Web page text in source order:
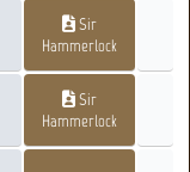
Sir
Hammerlock
Sir
Hammerlock